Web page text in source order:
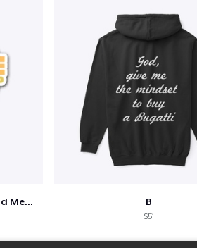
Shine - Bobby Thompson Band Merch B
$51